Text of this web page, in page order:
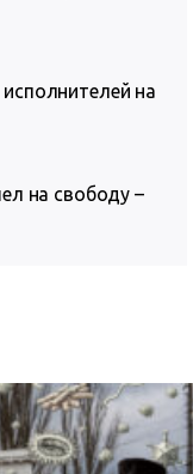
на
на свободу –